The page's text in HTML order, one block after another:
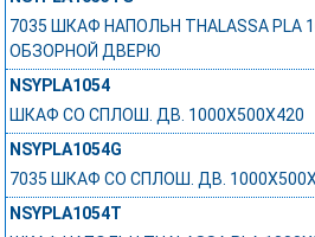
7035 ШКАФ НАПОЛЬН THALASSA PLA
ОБЗОРНОЙ ДВЕРЮ
NSYPLA1054
ШКАФ СО СПЛОШ. ДВ. 1000Х500Х420
NSYPLA1054G
7035 ШКАФ СО СПЛОШ. ДВ.
NSYPLA1054T